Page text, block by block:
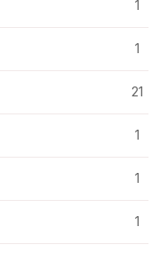
1
1
21
1
1
1